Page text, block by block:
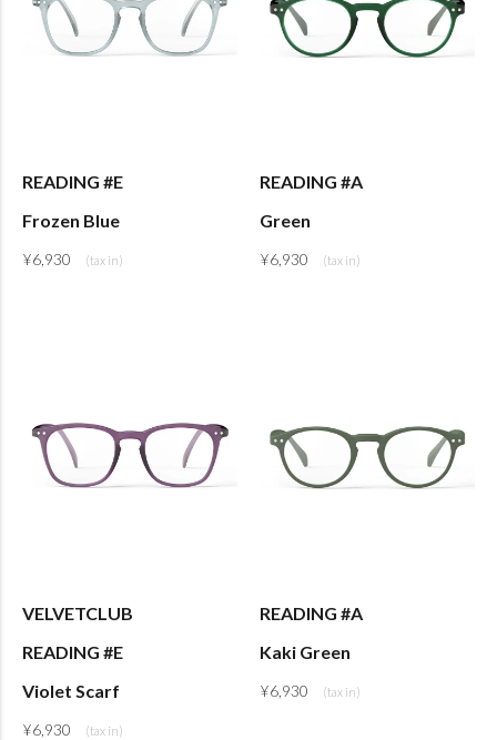
READING #E
Frozen Blue
¥6,930
READING #A
Green
¥6,930
VELVETCLUB
READING #E
Violet Scarf
¥6,930
READING #A
Kaki Green
¥6,930